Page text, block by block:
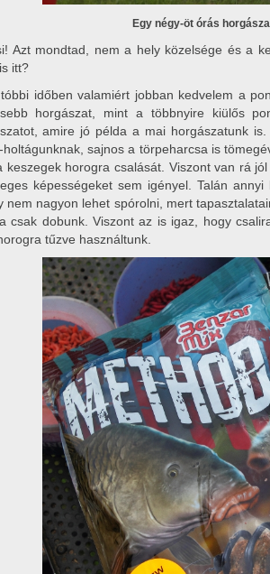
Egy négy-öt órás
Azt mondtad, nem a hely közelsége és a
itt?
időben valamiért jobban kedvelem a
horgászat, mint a többnyire kiülős
amire jó példa a mai horgászatunk
holtágunknak, sajnos a törpeharcsa is
keszegek horogra csalását. Viszont van rá
képességeket sem igényel. Talán
nem nagyon lehet spórolni, mert
csak dobunk. Viszont az is igaz, hogy
tűzve használtunk.